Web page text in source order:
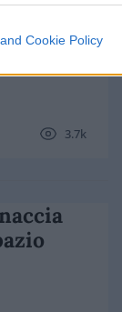
Cookie Policy
3.7k